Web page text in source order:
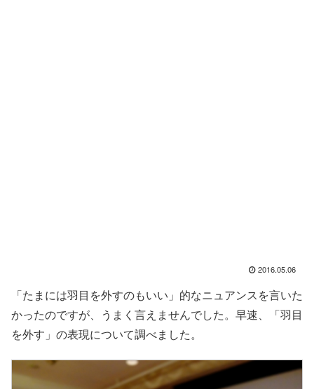
2016.05.06
「たまには羽目を外すのもいい」的なニュアンスを言いた
かったのですが、うまく言えませんでした。早速、「羽目
を外す」の表現について調べました。